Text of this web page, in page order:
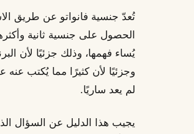
تُعدّ جنسية فانواتو عن طريق
يُساء فهمها، وذلك جزئيًا لأن
وجزئيًا لأن كثيرًا مما يُكتب عنه
لم يعد ساريًا.
يجيب هذا الدليل عن السؤال